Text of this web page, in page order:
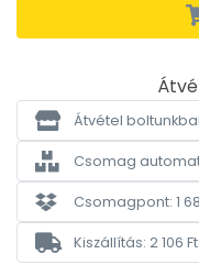
Átvétel
Csomag
Csomagpont: 1
Kiszállítás: 2 106